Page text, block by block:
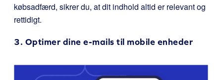
købsadfærd, sikrer du, at dit indhold altid er relevant og
rettidigt.
3. Optimer dine e-mails til mobile enheder